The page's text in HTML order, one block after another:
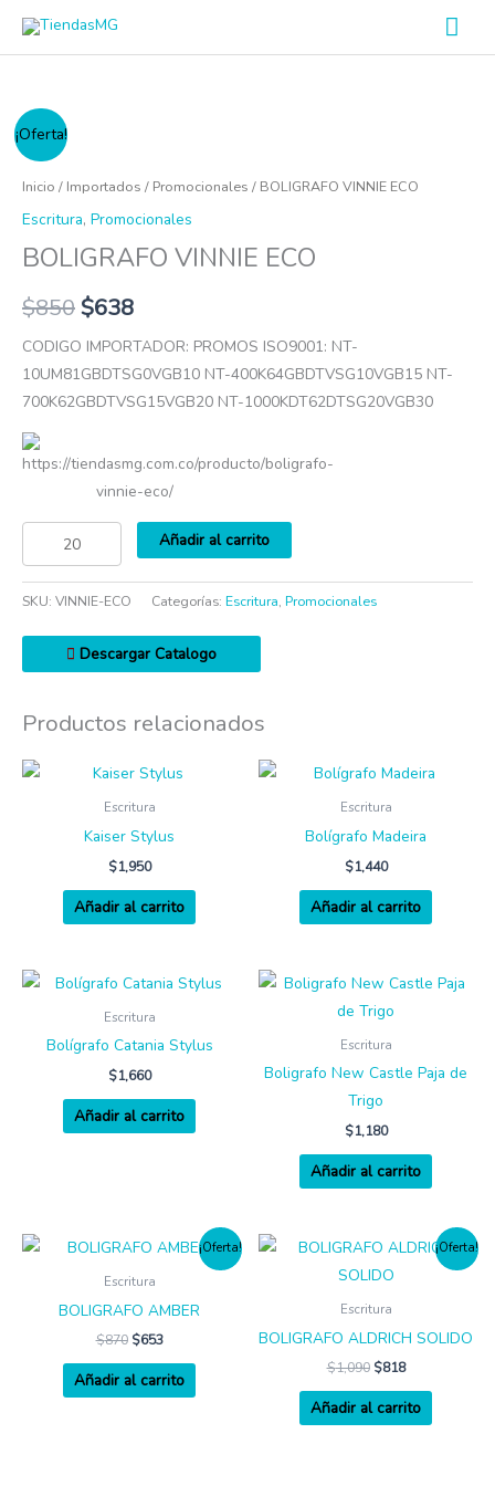
¡Oferta!
Inicio / Importados / Promocionales / BOLIGRAFO VINNIE ECO
Escritura, Promocionales
BOLIGRAFO VINNIE ECO
$850$638
CODIGO IMPORTADOR: PROMOS ISO9001: NT-
10UM81GBDTSG0VGB10 NT-400K64GBDTVSG10VGB15 NT-
700K62GBDTVSG15VGB20 NT-1000KDT62DTSG20VGB30
https://tiendasmg.com.co/producto/boligrafo-
vinnie-eco/
BOLIGRAFO
VINNIE
ECO
cantidad
Añadir al carrito
SKU: VINNIE-ECO Categorías: Escritura, Promocionales
Descargar Catalogo
Productos relacionados
Escritura
Kaiser Stylus
$1,950
Añadir al carrito
Escritura
Bolígrafo Madeira
$1,440
Añadir al carrito
Escritura
Bolígrafo Catania Stylus
$1,660
Añadir al carrito
Escritura
Boligrafo New Castle Paja de
Trigo
$1,180
Añadir al carrito
¡Oferta!
Escritura
BOLIGRAFO AMBER
$870 $653
Añadir al carrito
¡Oferta!
Escritura
BOLIGRAFO ALDRICH SOLIDO
$1,090 $818
Añadir al carrito